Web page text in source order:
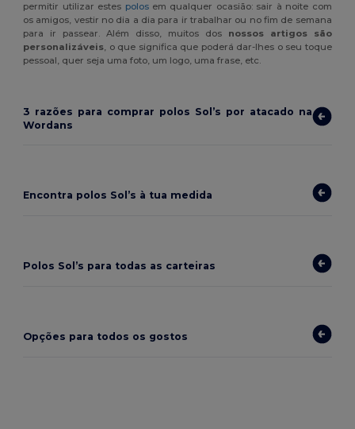
permitir utilizar estes polosem qualquer ocasião: sair à noite com
os amigos, vestir no dia a dia para ir trabalhar ou no fim de semana
para ir passear. Além disso, muitos dos nossos artigos são
personalizáveis, o que significa que poderá dar-lhes o seu toque
pessoal, quer seja uma foto, um logo, uma frase, etc.
3 razões para comprar polos Sol’s por atacado na
Wordans
Encontra polos Sol’s à tua medida
Polos Sol’s para todas as carteiras
Opções para todos os gostos